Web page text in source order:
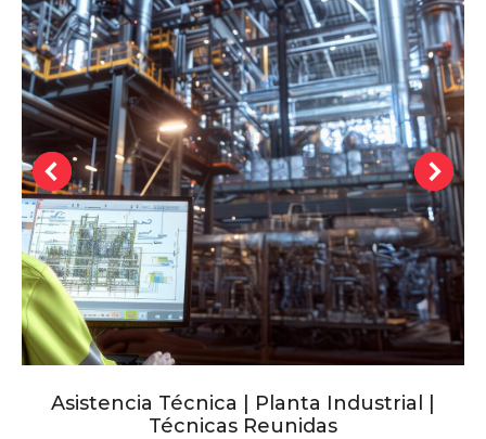
Asistencia Técnica | Planta Industrial |
Técnicas Reunidas